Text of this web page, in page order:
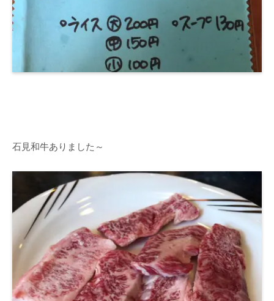
石見和牛ありました～